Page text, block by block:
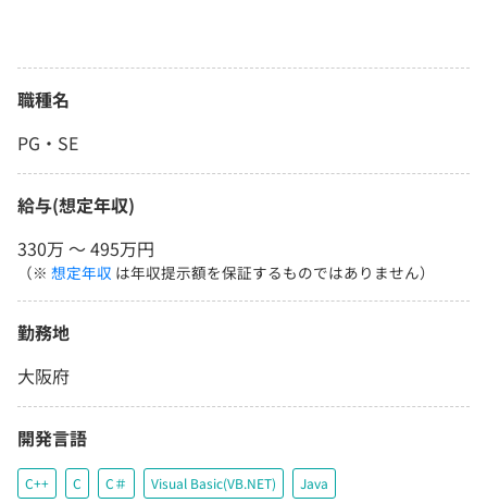
職種名
PG・SE
給与(想定年収)
330万 〜 495万円
（※ 想定年収 は年収提示額を保証するものではありません）
勤務地
大阪府
開発言語
C++ C C＃ Visual Basic(VB.NET) Java